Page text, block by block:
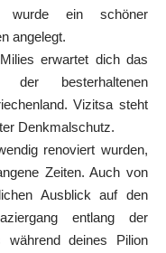
ein schöner
angelegt.
erwartet dich das
besterhaltenen
Vizitsa steht
Denkmalschutz.
renoviert wurden,
Zeiten. Auch von
Ausblick auf den
entlang der
deines Pilion